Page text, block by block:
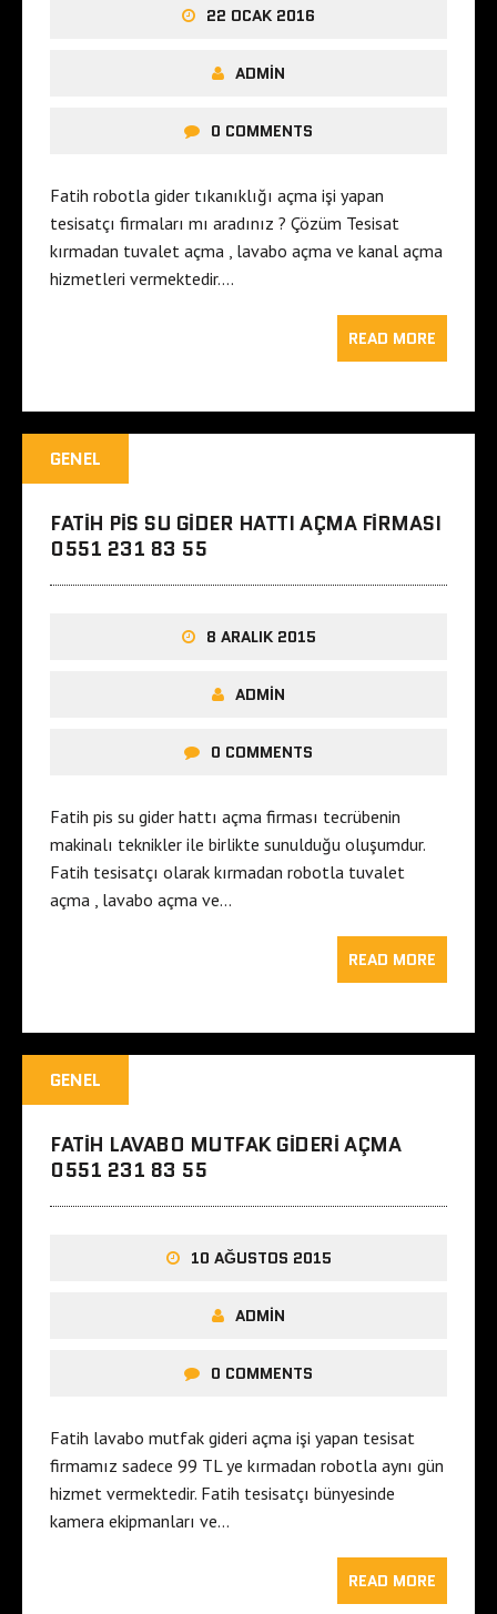
22 OCAK 2016
ADMIN
0 COMMENTS
Fatih robotla gider tıkanıklığı açma işi yapan
tesisatçı firmaları mı aradınız ? Çözüm Tesisat
kırmadan tuvalet açma , lavabo açma ve kanal açma
hizmetleri vermektedir….
READ MORE
GENEL
FATIH PIS SU GIDER HATTI AÇMA FIRMASI
0551 231 83 55
8 ARALIK 2015
ADMIN
0 COMMENTS
Fatih pis su gider hattı açma firması tecrübenin
makinalı teknikler ile birlikte sunulduğu oluşumdur.
Fatih tesisatçı olarak kırmadan robotla tuvalet
açma , lavabo açma ve…
READ MORE
GENEL
FATIH LAVABO MUTFAK GIDERI AÇMA
0551 231 83 55
10 AĞUSTOS 2015
ADMIN
0 COMMENTS
Fatih lavabo mutfak gideri açma işi yapan tesisat
firmamız sadece 99 TL ye kırmadan robotla aynı gün
hizmet vermektedir. Fatih tesisatçı bünyesinde
kamera ekipmanları ve…
READ MORE